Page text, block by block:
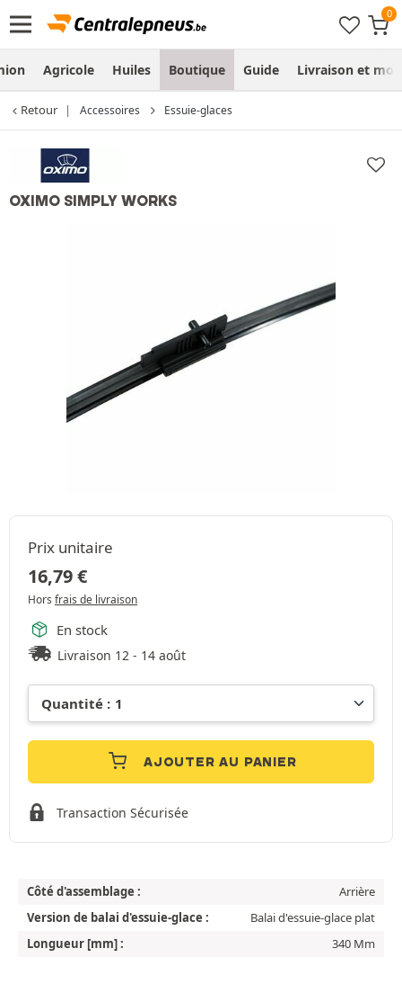
Agricole Huiles Boutique Guide Livraison et
Retour Accessoires Essuie-glaces
OXIMO SIMPLY WORKS
Prix unitaire
16,79€
Hors frais de livraison
En stock
Livraison 12 - 14 août
AJOUTER AU PANIER
Transaction Sécurisée
Côté d'assemblage :
Arrière
Version de balai d'essuie-glace :
Balai d'essuie-glace plat
Longueur [mm] :
340 Mm